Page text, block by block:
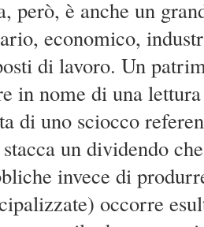
però, è anche un
economico,
di lavoro. Un
in nome di una
di uno sciocco
un dividendo
invece di
occorre